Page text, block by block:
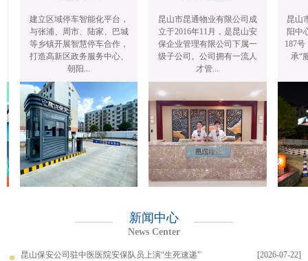
建立区域停车智能化平台，
与张浦、周市、陆家、巴城
等乡镇开展智慧停车合作，
打造高新区政务服务中心、
朝阳...
昆山市昆通物业有限公司成
立于2016年11月，是昆山安
保企业管理有限公司下属一
级子公司。公司拥有一流人
才管...
昆山
阳中
187号
承“
新闻中心
News Center
昆山保安公司驻中医医院安保队员上演“生死速递” [2026-07-22]